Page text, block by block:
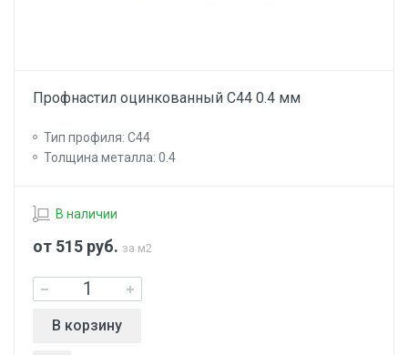
Профнастил оцинкованный С44 0.4 мм
Тип профиля: С44
Толщина металла: 0.4
В наличии
от 515 руб. за м2
В корзину